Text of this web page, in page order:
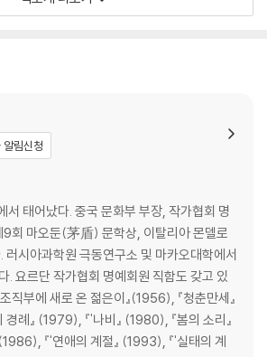
로나 문학적으로나 복권되어 당 관료와 작가로
알림신청
태어났다. 중국 문화부 부장, 작가협회 명
9회 마오둔(茅盾) 문학상, 이탈리아 몬델로
러시아과학원 극동연구소 및 마카오대학에서
. 요르단 작가협회 명예회원 직함도 갖고 있
직부에 새로 온 젊은이』(1956), 『청춘만세』
례』 (1979), 『'나비』 (1980), 『봄의 소리』
『'연애의 계절』 (1993), 『'실태의 계